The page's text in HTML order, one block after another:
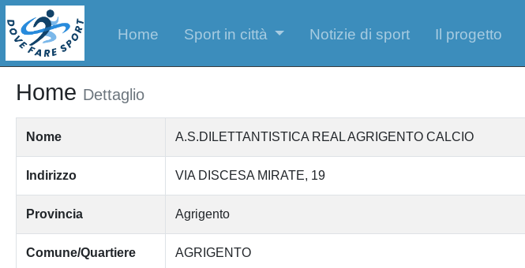
Home Sport in città Notizie di sport Il progetto
Home Dettaglio
Nome A.S.DILETTANTISTICA REAL AGRIGENTO CALCIO
Indirizzo VIA DISCESA MIRATE, 19
Provincia Agrigento
Comune/Quartiere AGRIGENTO